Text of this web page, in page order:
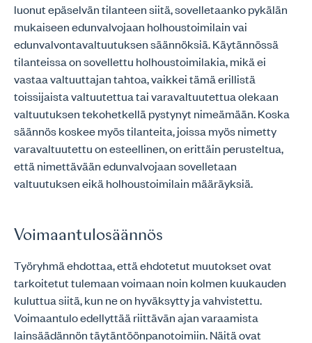
luonut epäselvän tilanteen siitä, sovelletaanko pykälän
mukaiseen edunvalvojaan holhoustoimilain vai
edunvalvontavaltuutuksen säännöksiä. Käytännössä
tilanteissa on sovellettu holhoustoimilakia, mikä ei
vastaa valtuuttajan tahtoa, vaikkei tämä erillistä
toissijaista valtuutettua tai varavaltuutettua olekaan
valtuutuksen tekohetkellä pystynyt nimeämään. Koska
säännös koskee myös tilanteita, joissa myös nimetty
varavaltuutettu on esteellinen, on erittäin perusteltua,
että nimettävään edunvalvojaan sovelletaan
valtuutuksen eikä holhoustoimilain määräyksiä.
Voimaantulosäännös
Työryhmä ehdottaa, että ehdotetut muutokset ovat
tarkoitetut tulemaan voimaan noin kolmen kuukauden
kuluttua siitä, kun ne on hyväksytty ja vahvistettu.
Voimaantulo edellyttää riittävän ajan varaamista
lainsäädännön täytäntöönpanotoimiin. Näitä ovat